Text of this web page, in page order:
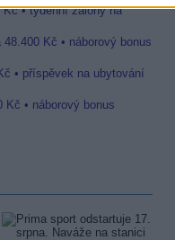
• týdenní zálohy na
Kč • náborový bonus
• příspěvek na ubytování
Kč • náborový bonus